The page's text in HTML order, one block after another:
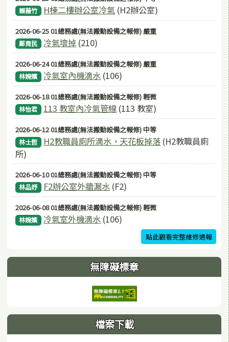
賴薇竹 H棟二樓辦公室冷氣 (H2辦公室)
2026-06-25 01總務處(無法搬動設備之報修) 嚴重
鄭育民 冷氣壞掉 (210)
2026-06-24 01總務處(無法搬動設備之報修) 嚴重
林婉嬪 冷氣室內機滴水 (106)
2026-06-18 01總務處(無法搬動設備之報修) 輕微
林怡君 113 教室內冷氣管線 (113 教室)
2026-06-12 01總務處(無法搬動設備之報修) 中等
林士哲 H2教職員廁所滴水，天花板掉落 (H2教職員廁
所)
2026-06-10 01總務處(無法搬動設備之報修) 中等
林品妤 F2辦公室外牆漏水 (F2)
2026-06-08 01總務處(無法搬動設備之報修) 輕微
林婉嬪 冷氣室外機滴水 (106)
點此觀看完整維修通報
無障礙標章
檔案下載